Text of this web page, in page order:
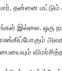
தன்னை மட்டும்
இல்லை. ஒரு